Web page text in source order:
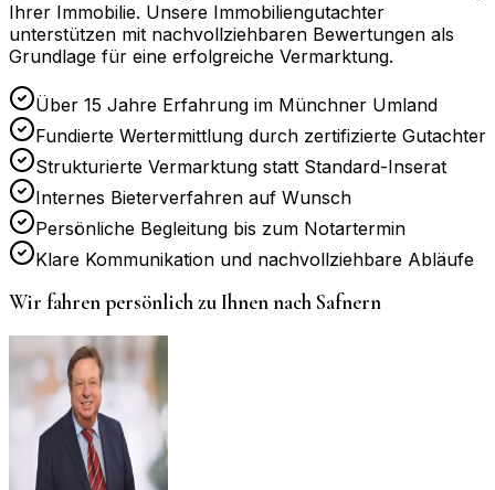
Ihrer Immobilie. Unsere Immobiliengutachter
unterstützen mit nachvollziehbaren Bewertungen als
Grundlage für eine erfolgreiche Vermarktung.
Über 15 Jahre Erfahrung im Münchner Umland
Fundierte Wertermittlung durch zertifizierte Gutachter
Strukturierte Vermarktung statt Standard-Inserat
Internes Bieterverfahren auf Wunsch
Persönliche Begleitung bis zum Notartermin
Klare Kommunikation und nachvollziehbare Abläufe
Wir fahren persönlich zu Ihnen nach Safnern